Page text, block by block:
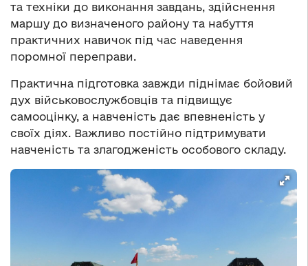
та техніки до виконання завдань, здійснення
маршу до визначеного району та набуття
практичних навичок під час наведення
поромної переправи.
Практична підготовка завжди піднімає бойовий
дух військовослужбовців та підвищує
самооцінку, а навченість дає впевненість у
своїх діях. Важливо постійно підтримувати
навченість та злагодженість особового складу.